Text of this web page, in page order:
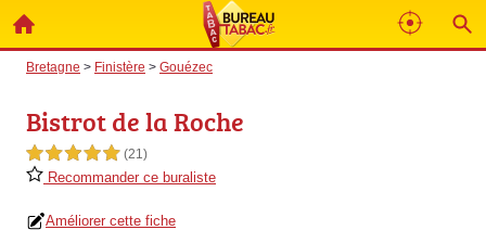
Bretagne > Finistère > Gouézec
Bistrot de la Roche
5,0 étoiles sur 5 (21)
Recommander ce buraliste
Améliorer cette fiche